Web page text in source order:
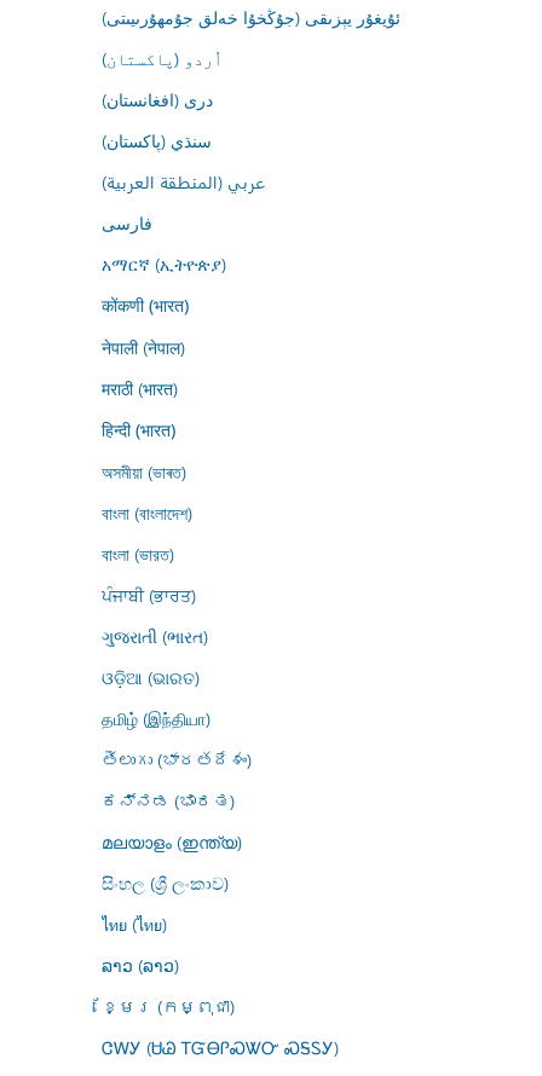
ئۇيغۇر يېزىقى (جۇڭخۇا خەلق جۇمھۇرىيىتى)
اُردو (پاکستان)
درى (افغانستان)
سنڌي (پاکستان)
عربي (المنطقة العربية)
فارسى
አማርኛ (ኢትዮጵያ)
कोंकणी (भारत)
नेपाली (नेपाल)
मराठी (भारत)
हिन्दी (भारत)
অসমীয়া (ভাৰত)
বাংলা (বাংলাদেশ)
বাংলা (ভারত)
ਪੰਜਾਬੀ (ਭਾਰਤ)
ગુજરાતી (ભારત)
ଓଡ଼ିଆ (ଭାରତ)
தமிழ் (இந்தியா)
తెలుగు (భారతదేశం)
ಕನ್ನಡ (ಭಾರತ)
മലയാളം (ഇന്ത്യ)
සිංහල (ශ්‍රී ලංකාව)
ไทย (ไทย)
ລາວ (ລາວ)
ខ្មែរ (កម្ពុជា)
ᏣᎳᎩ (ᏌᏊ ᎢᏳᎾᎵᏍᏔᏅ ᏍᎦᏚᎩ)